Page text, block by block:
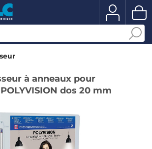
à anneaux pour
dos 20 mm